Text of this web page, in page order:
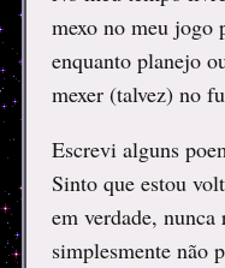
mexo no meu jogo
enquanto planejo
mexer (talvez) no
Escrevi alguns
Sinto que estou
em verdade,
simplesmente não